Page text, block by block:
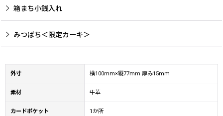
箱まち小銭入れ
みつばち＜限定カーキ＞
外寸 横100mm×縦77mm 厚み15mm
素材 牛革
カードポケット 1か所